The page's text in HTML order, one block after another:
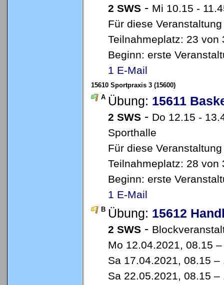
2 SWS - Mi 10.15 -
Für diese
Teilnahmeplatz: 23 von
Beginn: erste
1 E-Mail
15610 Sportpraxis 3 (15600)
A Übung: 15611
2 SWS - Do 12.15 -
Sporthalle
Für diese
Teilnahmeplatz: 28 von
Beginn: erste
1 E-Mail
B Übung: 15612
2 SWS -
Mo 12.04.2021, 08.15
Sa 17.04.2021, 08.15
Sa 22.05.2021, 08.15